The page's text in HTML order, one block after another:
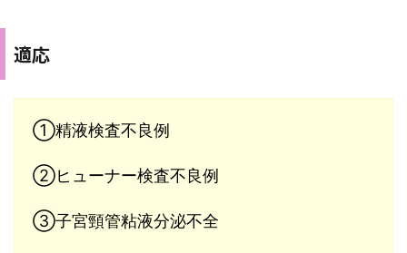
適応
①精液検査不良例
②ヒューナー検査不良例
③子宮頸管粘液分泌不全